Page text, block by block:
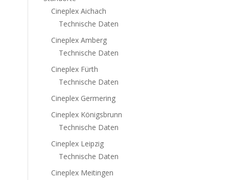
Cineplex Aichach
Technische Daten
Cineplex Amberg
Technische Daten
Cineplex Fürth
Technische Daten
Cineplex Germering
Cineplex Königsbrunn
Technische Daten
Cineplex Leipzig
Technische Daten
Cineplex Meitingen